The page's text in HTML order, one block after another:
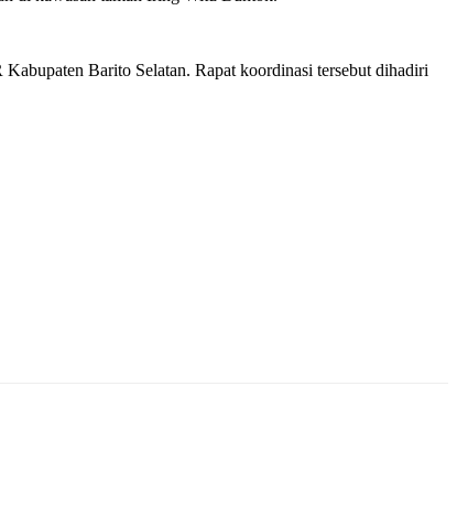
Barito Selatan. Rapat koordinasi tersebut dihadiri